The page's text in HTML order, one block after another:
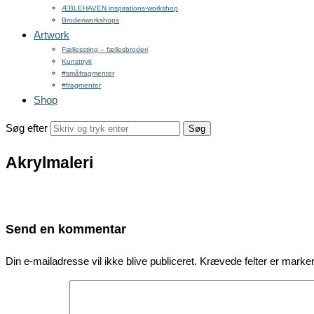
ÆBLEHAVEN inspirations-workshop
Broderiworkshops
Artwork
Fællessting – fællesbroderi
Kunsttryk
#småfragmenter
#fragmenter
Shop
Søg efter
Akrylmaleri
Send en kommentar
Din e-mailadresse vil ikke blive publiceret. Krævede felter er